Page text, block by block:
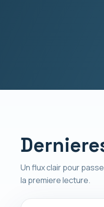
Un flux clair pour
la premiere lecture.